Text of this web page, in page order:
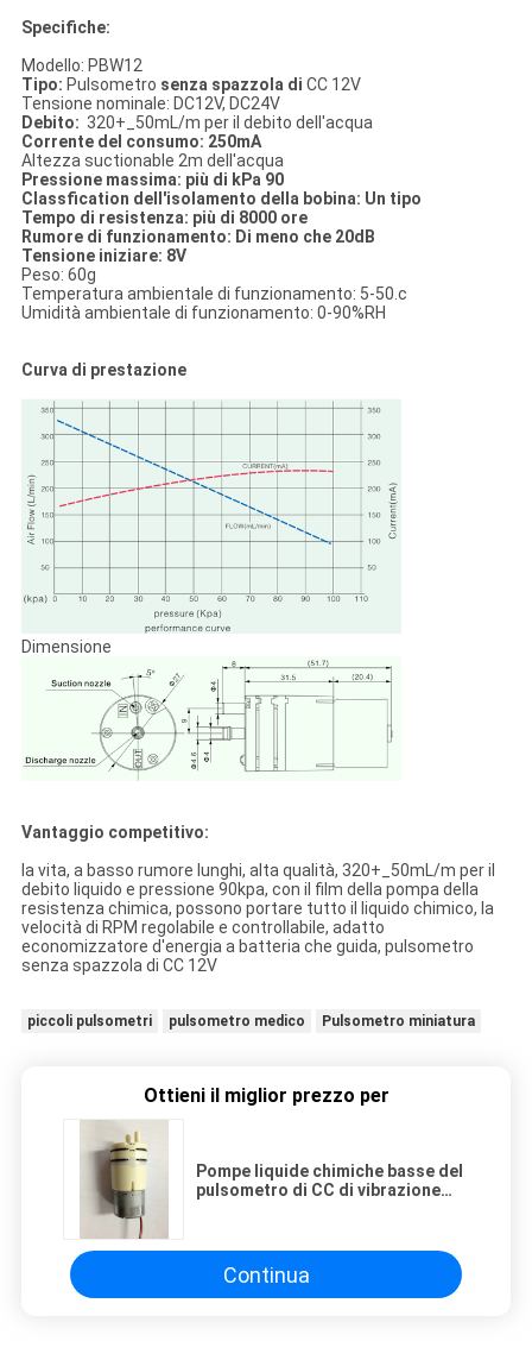
Specifiche:
Modello: PBW12
Tipo: Pulsometro senza spazzola di CC 12V
Tensione nominale: DC12V, DC24V
Debito: 320+_50mL/m per il debito dell'acqua
Corrente del consumo: 250mA
Altezza suctionable 2m dell'acqua
Pressione massima: più di kPa 90
Classfication dell'isolamento della bobina: Un tipo
Tempo di resistenza: più di 8000 ore
Rumore di funzionamento: Di meno che 20dB
Tensione iniziare: 8V
Peso: 60g
Temperatura ambientale di funzionamento: 5-50.c
Umidità ambientale di funzionamento: 0-90%RH
Curva di prestazione
Dimensione
Vantaggio competitivo:
la vita, a basso rumore lunghi, alta qualità, 320+_50mL/m per il
debito liquido e pressione 90kpa, con il film della pompa della
resistenza chimica, possono portare tutto il liquido chimico, la
velocità di RPM regolabile e controllabile, adatto
economizzatore d'energia a batteria che guida, pulsometro
senza spazzola di CC 12V
piccoli pulsometri pulsometro medico Pulsometro miniatura
Ottieni il miglior prezzo per
Pompe liquide chimiche basse del
pulsometro di CC di vibrazione
Continua